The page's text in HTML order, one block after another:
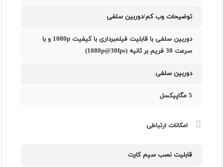
توضیحات وب کم/دوربین سلفی
دوربین سلفی با قابلیت فیلمبرداری با کیفیت 1080p و با
سرعت 30 فریم بر ثانیه (1080p@30fps)
دوربین سلفی
5 مگاپیکسل
امکانات ارتباطی
قابلیت نصب سیم کارت